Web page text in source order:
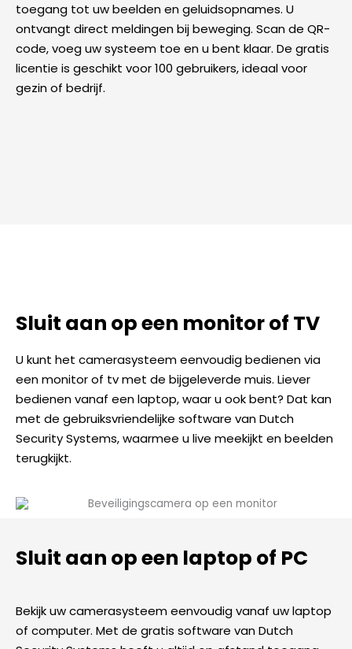
toegang tot uw beelden en geluidsopnames. U
ontvangt direct meldingen bij beweging. Scan de QR-
code, voeg uw systeem toe en u bent klaar. De gratis
licentie is geschikt voor 100 gebruikers, ideaal voor
gezin of bedrijf.
Sluit aan op een monitor of TV
U kunt het camerasysteem eenvoudig bedienen via
een monitor of tv met de bijgeleverde muis. Liever
bedienen vanaf een laptop, waar u ook bent? Dat kan
met de gebruiksvriendelijke software van Dutch
Security Systems, waarmee u live meekijkt en beelden
terugkijkt.
Sluit aan op een laptop of PC
Bekijk uw camerasysteem eenvoudig vanaf uw laptop
of computer. Met de gratis software van Dutch